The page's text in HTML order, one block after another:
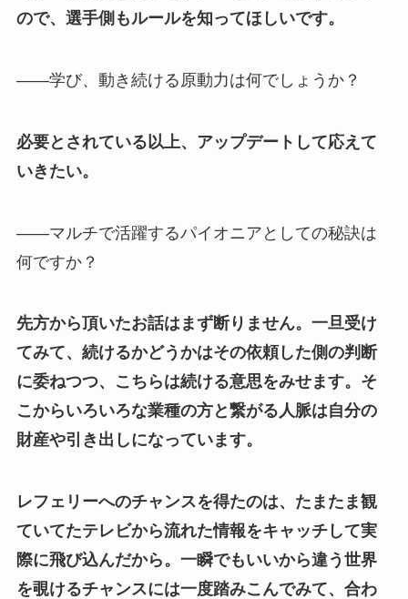
ので、選手側もルールを知ってほしいです。
——学び、動き続ける原動力は何でしょうか？
必要とされている以上、アップデートして応えて
いきたい。
——マルチで活躍するパイオニアとしての秘訣は
何ですか？
先方から頂いたお話はまず断りません。一旦受け
てみて、続けるかどうかはその依頼した側の判断
に委ねつつ、こちらは続ける意思をみせます。そ
こからいろいろな業種の方と繋がる人脈は自分の
財産や引き出しになっています。
レフェリーへのチャンスを得たのは、たまたま観
ていてたテレビから流れた情報をキャッチして実
際に飛び込んだから。一瞬でもいいから違う世界
を覗けるチャンスには一度踏みこんでみて、合わ